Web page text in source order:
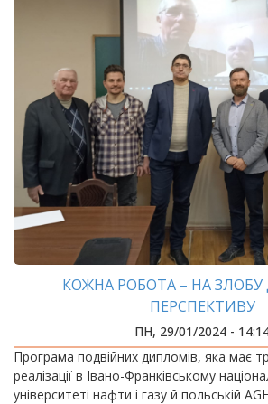
КОЖНА РОБОТА – НА ЗЛОБУ
ПЕРСПЕКТИВУ
ПН, 29/01/2024 -
Програма подвійних дипломів, яка має
реалізації в Івано-Франківському
університеті нафти і газу й польській